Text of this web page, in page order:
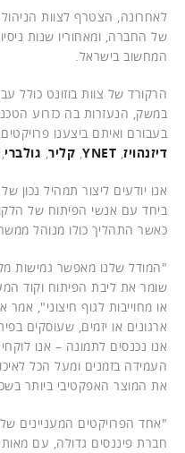
לאחרונה, הצטרף לצוות
של החברה, ומאחוריו שנות
המחשוב בישראל.
הרקורד של צוות בוזונט כולל
במשק, הנעזרות בה כזרוע
בעבורם ואיתם ביצענו
דיזנהויז,
, קליר, גולברי,
אנו יודעים ליצור תמהיל נכון
ביחד עם אנשי הפיתוח של
כאשר התהליך כולו מנוהל
"המודל שלנו מאפשר גמישות
שומר את ליבת הפיתוח וקוד
או מחוייבות לגוף חיצוני",
ארגונים או יזמים, שעוסקים
אנו נכנסים לתמונה – אנו
העמידה בזמנים ומעל הכל
את המוצר האפקטיבי ביותר
"אחד הפרויקטים המעניינים
חברת פיננסים גדולה, עם